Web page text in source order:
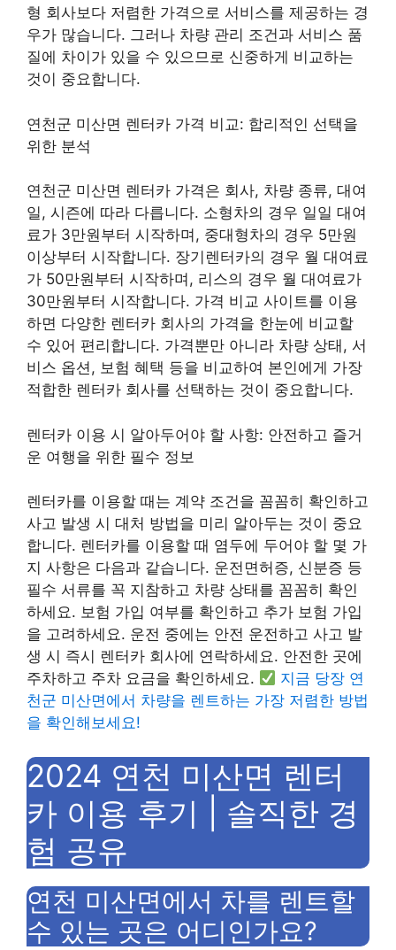
형 회사보다 저렴한 가격으로 서비스를 제공하는 경
우가 많습니다. 그러나 차량 관리 조건과 서비스 품
질에 차이가 있을 수 있으므로 신중하게 비교하는
것이 중요합니다.
연천군 미산면 렌터카 가격 비교: 합리적인 선택을
위한 분석
연천군 미산면 렌터카 가격은 회사, 차량 종류, 대여
일, 시즌에 따라 다릅니다. 소형차의 경우 일일 대여
료가 3만원부터 시작하며, 중대형차의 경우 5만원
이상부터 시작합니다. 장기렌터카의 경우 월 대여료
가 50만원부터 시작하며, 리스의 경우 월 대여료가
30만원부터 시작합니다. 가격 비교 사이트를 이용
하면 다양한 렌터카 회사의 가격을 한눈에 비교할
수 있어 편리합니다. 가격뿐만 아니라 차량 상태, 서
비스 옵션, 보험 혜택 등을 비교하여 본인에게 가장
적합한 렌터카 회사를 선택하는 것이 중요합니다.
렌터카 이용 시 알아두어야 할 사항: 안전하고 즐거
운 여행을 위한 필수 정보
렌터카를 이용할 때는 계약 조건을 꼼꼼히 확인하고
사고 발생 시 대처 방법을 미리 알아두는 것이 중요
합니다. 렌터카를 이용할 때 염두에 두어야 할 몇 가
지 사항은 다음과 같습니다. 운전면허증, 신분증 등
필수 서류를 꼭 지참하고 차량 상태를 꼼꼼히 확인
하세요. 보험 가입 여부를 확인하고 추가 보험 가입
을 고려하세요. 운전 중에는 안전 운전하고 사고 발
생 시 즉시 렌터카 회사에 연락하세요. 안전한 곳에
주차하고 주차 요금을 확인하세요.
지금 당장 연
천군 미산면에서 차량을 렌트하는 가장 저렴한 방법
을 확인해보세요!
2024 연천 미산면 렌터
카 이용 후기 | 솔직한 경
험 공유
연천 미산면에서 차를 렌트할
수 있는 곳은 어디인가요?